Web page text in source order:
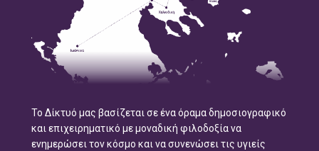
Το Δίκτυό μας βασίζεται σε ένα όραμα δημοσιογραφικό
και επιχειρηματικό με μοναδική φιλοδοξία να
ενημερώσει τον κόσμο και να συνενώσει τις υγιείς